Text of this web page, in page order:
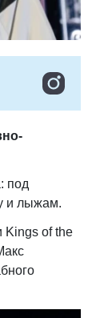
под
и лыжам.
Kings of the